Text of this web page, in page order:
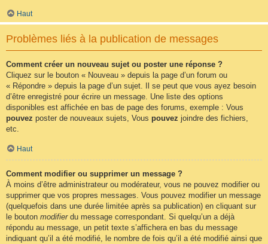
Haut
Problèmes liés à la publication de messages
Comment créer un nouveau sujet ou poster une réponse ?
Cliquez sur le bouton « Nouveau » depuis la page d’un forum ou
« Répondre » depuis la page d’un sujet. Il se peut que vous ayez besoin
d’être enregistré pour écrire un message. Une liste des options
disponibles est affichée en bas de page des forums, exemple : Vous
pouvez poster de nouveaux sujets, Vous pouvez joindre des fichiers,
etc.
Haut
Comment modifier ou supprimer un message ?
À moins d’être administrateur ou modérateur, vous ne pouvez modifier ou
supprimer que vos propres messages. Vous pouvez modifier un message
(quelquefois dans une durée limitée après sa publication) en cliquant sur
le bouton modifierdu message correspondant. Si quelqu’un a déjà
répondu au message, un petit texte s’affichera en bas du message
indiquant qu’il a été modifié, le nombre de fois qu’il a été modifié ainsi que